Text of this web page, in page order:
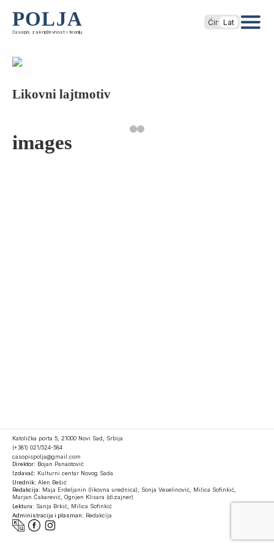
POLJA
časopis za književnost i teoriju
Ćir Lat
Likovni lajtmotiv
images
Katolička porta 5, 21000 Novi Sad, Srbija
(+381) 021/524-584
casopispolja@gmail.com
Direktor: Bojan Panaotović
Izdavač: Kulturni centar Novog Sada
Urednik: Alen Bešić
Redakcija: Maja Erdeljanin (likovna urednica), Sonja Veselinović, Milica Sofinkić,
Marjan Čakarević, Ognjen Klisara (dizajner)
Lektura: Sanja Brkić, Milica Sofinkić
Administracija i plasman: Redakcija